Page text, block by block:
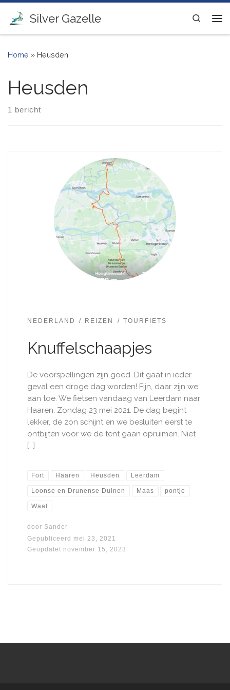
Ga naar inhoud
Silver Gazelle
Search
Home » Heusden
Heusden
1 bericht
NEDERLAND REIZEN TOURFIETS
Knuffelschaapjes
De voorspellingen zijn goed. Dit gaat in ieder
geval een droge dag worden! Fijn, daar zijn we
aan toe. We fietsen vandaag van Leerdam naar
Haaren. Zondag 23 mei 2021. De dag begint
lekker, de zon schijnt en we besluiten eerst te
ontbijten voor we de tent gaan opruimen. Niet
[…]
Fort Haaren Heusden Leerdam
Loonse en Drunense Duinen Maas pontje
Waal
door Sander
Gepubliceerd mei 23, 2021
Geüpdatet november 15, 2023